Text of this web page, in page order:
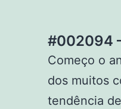
#002094
Começo o
dos muitos
tendência